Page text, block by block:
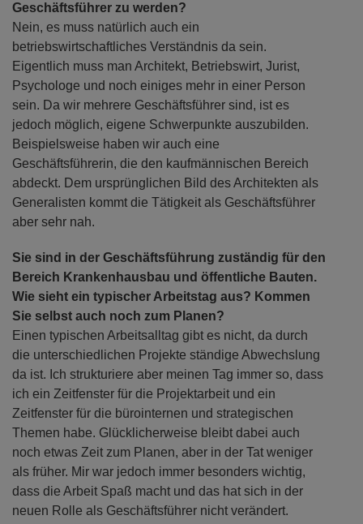
Geschäftsführer zu werden?
Nein, es muss natürlich auch ein
betriebswirtschaftliches Verständnis da sein.
Eigentlich muss man Architekt, Betriebswirt, Jurist,
Psychologe und noch einiges mehr in einer Person
sein. Da wir mehrere Geschäftsführer sind, ist es
jedoch möglich, eigene Schwerpunkte auszubilden.
Beispielsweise haben wir auch eine
Geschäftsführerin, die den kaufmännischen Bereich
abdeckt. Dem ursprünglichen Bild des Architekten als
Generalisten kommt die Tätigkeit als Geschäftsführer
aber sehr nah.
Sie sind in der Geschäftsführung zuständig für den
Bereich Krankenhausbau und öffentliche Bauten.
Wie sieht ein typischer Arbeitstag aus? Kommen
Sie selbst auch noch zum Planen?
Einen typischen Arbeitsalltag gibt es nicht, da durch
die unterschiedlichen Projekte ständige Abwechslung
da ist. Ich strukturiere aber meinen Tag immer so, dass
ich ein Zeitfenster für die Projektarbeit und ein
Zeitfenster für die bürointernen und strategischen
Themen habe. Glücklicherweise bleibt dabei auch
noch etwas Zeit zum Planen, aber in der Tat weniger
als früher. Mir war jedoch immer besonders wichtig,
dass die Arbeit Spaß macht und das hat sich in der
neuen Rolle als Geschäftsführer nicht verändert.